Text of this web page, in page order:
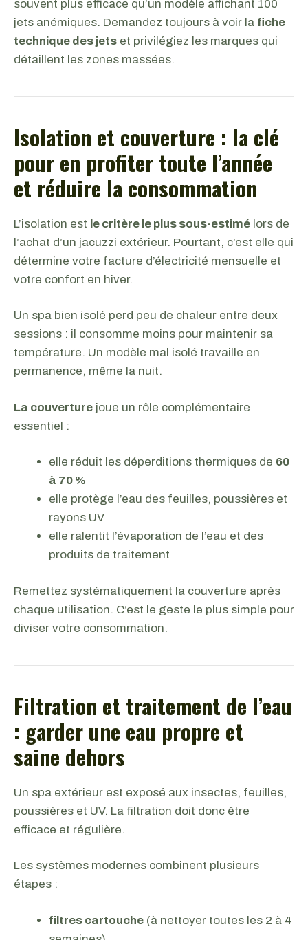
souvent plus efficace qu’un modèle affichant 100
jets anémiques. Demandez toujours à voir la fiche
technique des jets et privilégiez les marques qui
détaillent les zones massées.
Isolation et couverture : la clé
pour en profiter toute l’année
et réduire la consommation
L’isolation est le critère le plus sous-estimé lors de
l’achat d’un jacuzzi extérieur. Pourtant, c’est elle qui
détermine votre facture d’électricité mensuelle et
votre confort en hiver.
Un spa bien isolé perd peu de chaleur entre deux
sessions : il consomme moins pour maintenir sa
température. Un modèle mal isolé travaille en
permanence, même la nuit.
La couverture joue un rôle complémentaire
essentiel :
elle réduit les déperditions thermiques de 60
à 70 %
elle protège l’eau des feuilles, poussières et
rayons UV
elle ralentit l’évaporation de l’eau et des
produits de traitement
Remettez systématiquement la couverture après
chaque utilisation. C’est le geste le plus simple pour
diviser votre consommation.
Filtration et traitement de l’eau
: garder une eau propre et
saine dehors
Un spa extérieur est exposé aux insectes, feuilles,
poussières et UV. La filtration doit donc être
efficace et régulière.
Les systèmes modernes combinent plusieurs
étapes :
filtres cartouche (à nettoyer toutes les 2 à 4